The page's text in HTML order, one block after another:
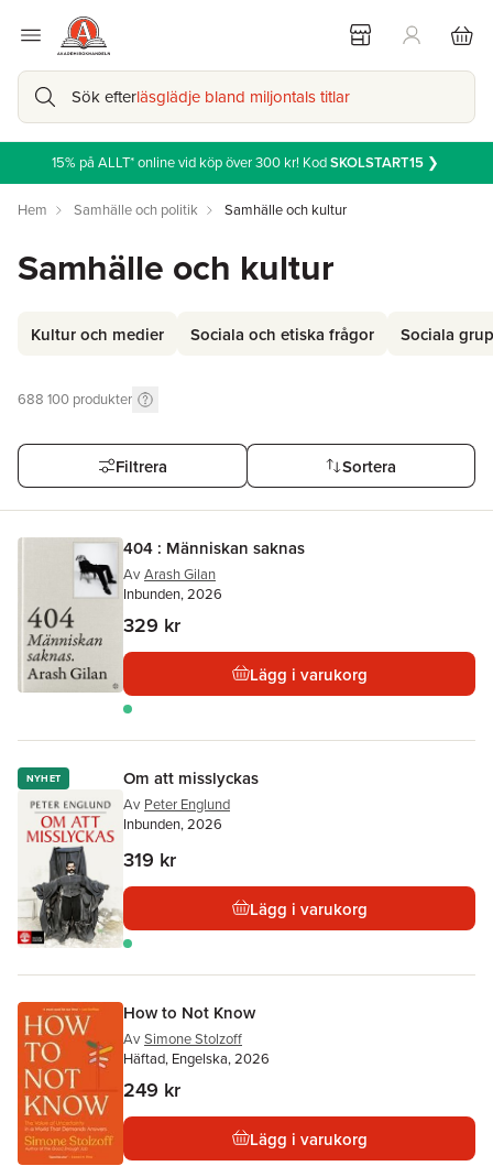
Sök efterläsglädje bland miljontals titlar
15% på ALLT* online vid köp över 300 kr! KodSKOLSTART15❯
Hem Samhälle och politik Samhälle och kultur
Samhälle och kultur
Kultur och medier Sociala och etiska frågor Sociala
688 100 produkter
Filtrera Sortera
404 : Människan saknas
Av Arash Gilan
Inbunden, 2026
329 kr
Lägg i varukorg
NYHET Om att misslyckas
Av Peter Englund
Inbunden, 2026
319 kr
Lägg i varukorg
How to Not Know
Av Simone Stolzoff
Häftad, Engelska, 2026
249 kr
Lägg i varukorg